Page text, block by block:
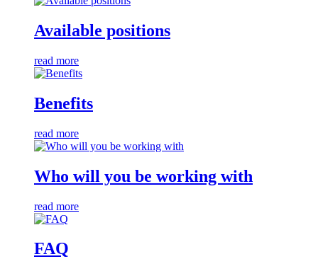
Available positions
read more
Benefits
read more
Who will you be working with
read more
FAQ